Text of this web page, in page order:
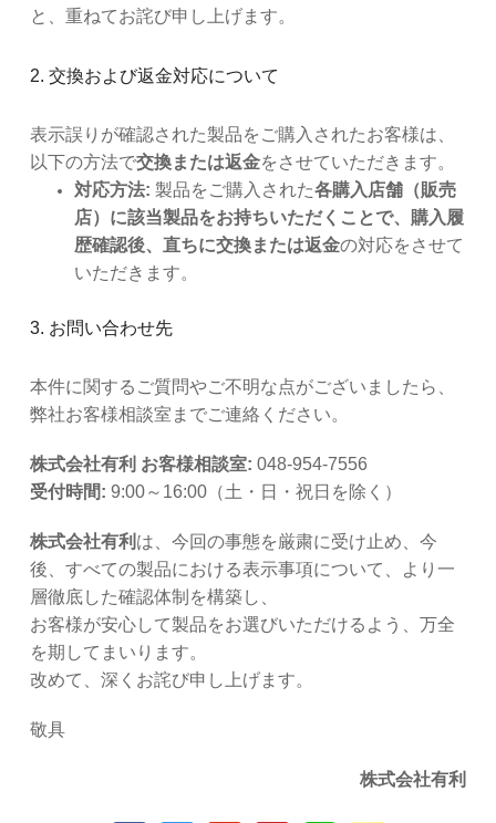
と、重ねてお詫び申し上げます。
2. 交換および返金対応について
表示誤りが確認された製品をご購入されたお客様は、
以下の方法で交換または返金をさせていただきます。
対応方法: 製品をご購入された各購入店舗（販売
店） に該当製品をお持ちいただくことで、
購入履
歴確認後、直ちに交換または返金の対応をさせて
いただきます。
3. お問い合わせ先
本件に関するご質問やご不明な点がございましたら、
弊社お客様相談室までご連絡ください。
株式会社有利 お客様相談室: 048-954-7556
受付時間: 9:00～16:00（土・日・祝日を除く）
株式会社有利 は、今回の事態を厳粛に受け止め、今
後、すべての製品における表示事項について、より一
層徹底した確認体制を構築し、
お客様が安心して製品をお選びいただけるよう、万全
を期してまいります。
改めて、深くお詫び申し上げます。
敬具
株式会社有利